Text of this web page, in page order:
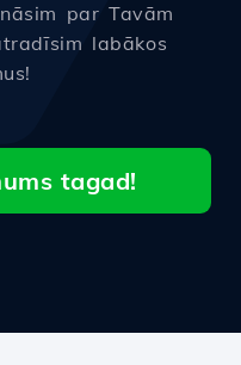
par Tavām
labākos
tagad!